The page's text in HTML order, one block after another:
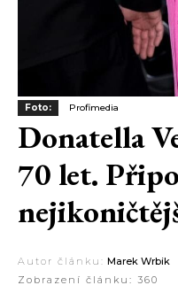
Foto: Profimedia
Donatella
70 let.
Autor článku: Marek Wrbik
Zobrazení článku: 360